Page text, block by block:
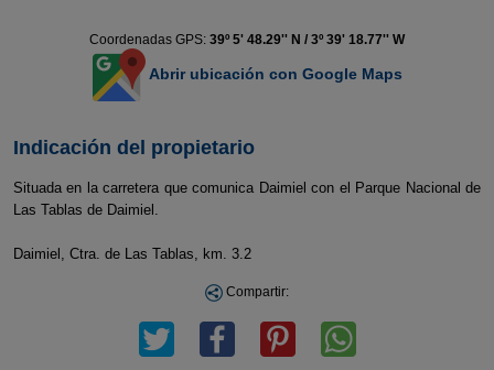
Coordenadas GPS: 39º 5' 48.29'' N / 3º 39' 18.77'' W
Abrir ubicación con Google Maps
Indicación del propietario
Situada en la carretera que comunica Daimiel con el Parque Nacional de
Las Tablas de Daimiel.
Daimiel, Ctra. de Las Tablas, km. 3.2
Compartir: